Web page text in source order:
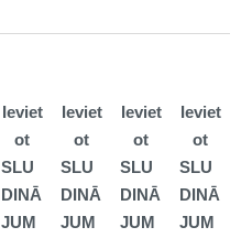
Ieviet
ot
SLU
DINĀ
JUM
Ieviet
ot
SLU
DINĀ
JUM
Ieviet
ot
SLU
DINĀ
JUM
Ieviet
ot
SLU
DINĀ
JUM